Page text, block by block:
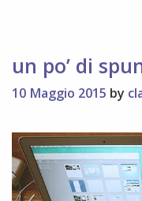
un po’ di
10 Maggio 2015 by